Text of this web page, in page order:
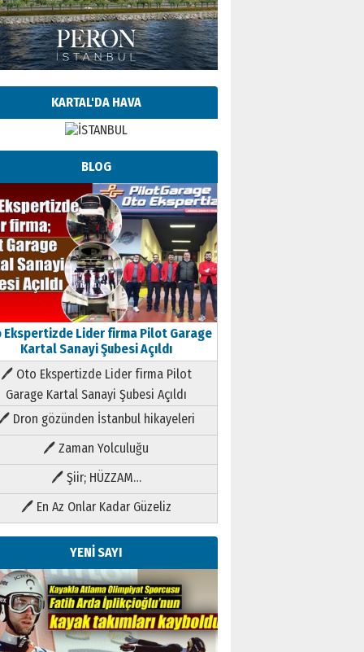
KARTAL'DA HAVA
BLOG
Ekspertizde Lider firma Pilot Garage
Kartal Sanayi Şubesi Açıldı
🖊 Oto Ekspertizde Lider firma Pilot
Garage Kartal Sanayi Şubesi Açıldı
Dron gözünden İstanbul hikayeleri
🖊 Zaman Yolculuğu
🖊 Şiir; HÜZZAM…
🖊 En Az Onlar Kadar Güzeliz
YENİ SAYI
Kenan GÜLERCİ